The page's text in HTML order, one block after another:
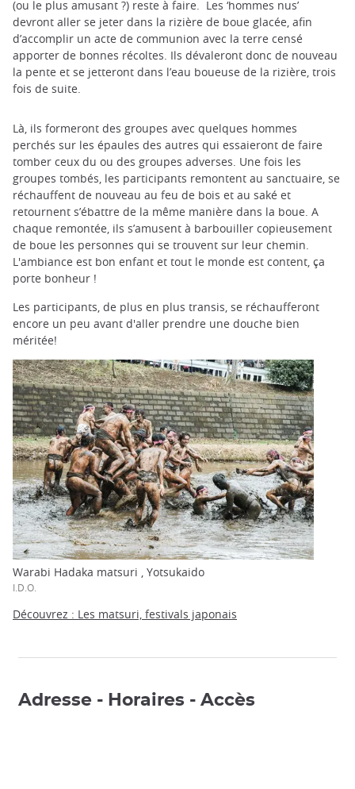
(ou le plus amusant ?) reste à faire. Les ‘hommes nus’
devront aller se jeter dans la rizière de boue glacée, afin
d’accomplir un acte de communion avec la terre censé
apporter de bonnes récoltes. Ils dévaleront donc de nouveau
la pente et se jetteront dans l’eau boueuse de la rizière, trois
fois de suite.
Là, ils formeront des groupes avec quelques hommes
perchés sur les épaules des autres qui essaieront de faire
tomber ceux du ou des groupes adverses. Une fois les
groupes tombés, les participants remontent au sanctuaire, se
réchauffent de nouveau au feu de bois et au saké et
retournent s’ébattre de la même manière dans la boue. A
chaque remontée, ils s’amusent à barbouiller copieusement
de boue les personnes qui se trouvent sur leur chemin.
L'ambiance est bon enfant et tout le monde est content, ça
porte bonheur !
Les participants, de plus en plus transis, se réchaufferont
encore un peu avant d'aller prendre une douche bien
méritée!
Warabi Hadaka matsuri , Yotsukaido
I.D.O.
Découvrez : Les matsuri, festivals japonais
Adresse - Horaires - Accès